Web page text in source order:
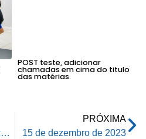
POST teste, adicionar
chamadas em cima do titulo
das matérias.
Prefeitura de Rio Branco apoia festividades alusiva a São Sebastião
PRÓXIMA
15 de dezembro de 2023